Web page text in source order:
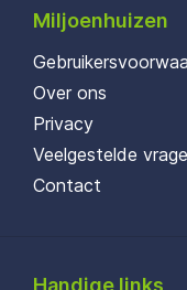
Miljoenhuizen
Over ons
Privacy
Veelgestelde
Contact